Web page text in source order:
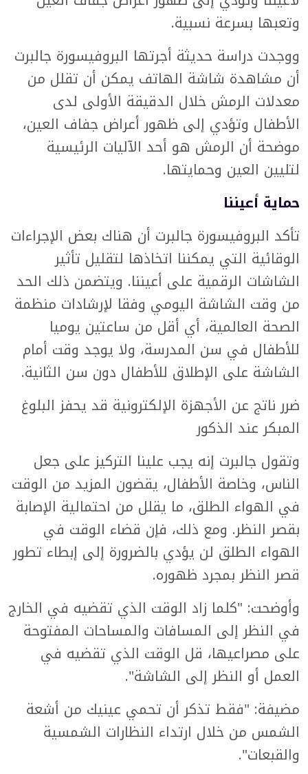
وتعبها بسرعة نسبية.
ووجدت دراسة حديثة أجرتها البروفيسورة جالبرت
أن مشاهدة شاشة الهاتف يمكن أن تقلل من
معدلات الرمش خلال الدقيقة الأولى لدى
الأطفال وتؤدي إلى ظهور أعراض جفاف العين،
موضحة أن الرمش هو أحد الآليات الرئيسية
لتليين العين وحمايتها.
حماية أعيننا
تأكد البروفيسورة جالبرت أن هناك بعض الإجراءات
الوقائية التي يمكننا اتخاذها لتقليل تأثير
الشاشات الرقمية على أعيننا. ويتضمن ذلك الحد
من وقت الشاشة اليومي وفقا لإرشادات منظمة
الصحة العالمية، أي أقل من ساعتين يوميا
للأطفال في سن المدرسة، ولا يوجد وقت أمام
الشاشة على الإطلاق للأطفال دون سن الثانية.
ضرر ناتج عن الأجهزة الإلكترونية قد يحفز البلوغ
المبكر عند الذكور
وتقول جالبرت إنه يجب علينا التركيز على جعل
الناس، وخاصة الأطفال، يقضون المزيد من الوقت
في الهواء الطلق، ما يقلل من احتمالية الإصابة
بقصر النظر. ومع ذلك، فإن قضاء الوقت في
الهواء الطلق لن يؤدي بالضرورة إلى إبطاء تطور
قصر النظر بمجرد ظهوره.
وأوضحت: "كلما زاد الوقت الذي تقضيه في الخارج
في النظر إلى المسافات والمساحات المفتوحة
على مصراعيها، قل الوقت الذي تقضيه في
العمل أو النظر إلى الشاشة".
مضيفة: "فقط تذكر أن تحمي عينيك من أشعة
الشمس من خلال ارتداء النظارات الشمسية
والقبعات".